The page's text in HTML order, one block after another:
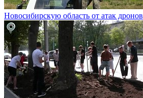
Новосибирскую область от атак дронов